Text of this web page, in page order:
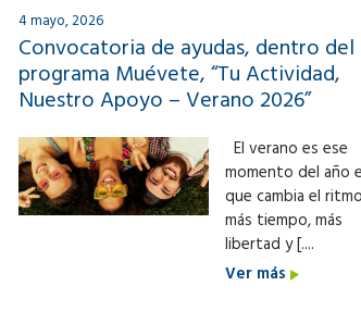
4 mayo, 2026
Convocatoria de ayudas, dentro del
programa Muévete, “Tu Actividad,
Nuestro Apoyo – Verano 2026”
El verano es ese
momento del año
que cambia el
más tiempo, más
libertad y [....
Ver más